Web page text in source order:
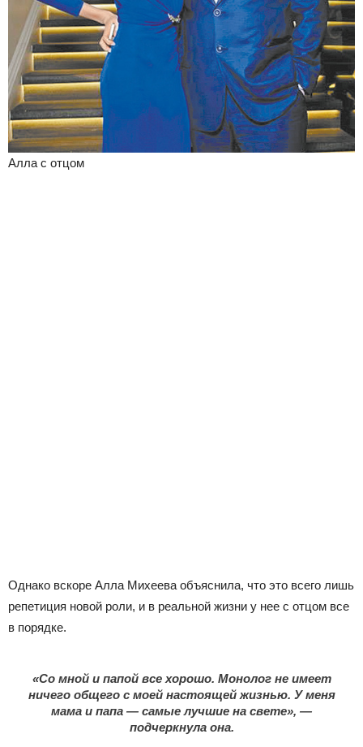
Алла с отцом
Однако вскоре Алла Михеева объяснила, что это всего лишь
репетиция новой роли, и в реальной жизни у нее с отцом все
в порядке.
«Со мной и папой все хорошо. Монолог не имеет
ничего общего с моей настоящей жизнью. У меня
мама и папа — самые лучшие на свете», —
подчеркнула она.